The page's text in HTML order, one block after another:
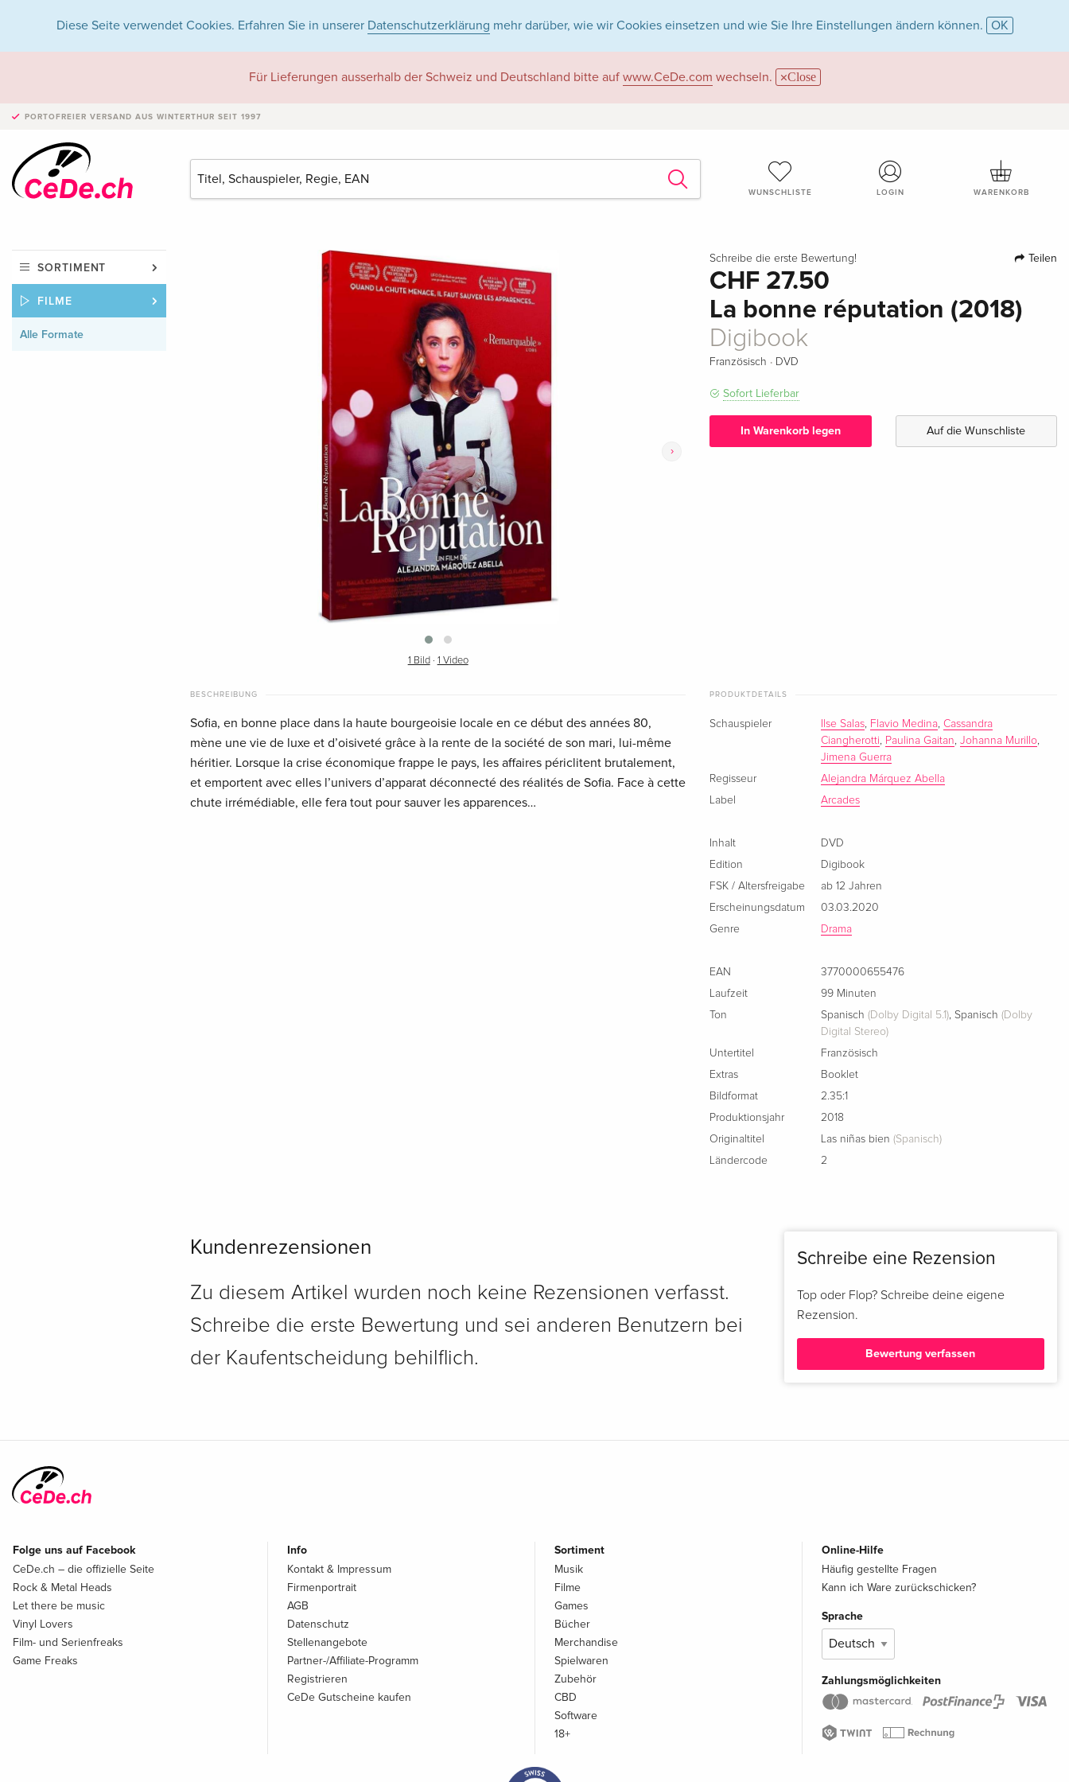
Diese Seite verwendet Cookies. Erfahren Sie in unserer Datenschutzerklärung mehr darüber, wie wir Cookies einsetzen und wie Sie Ihre Einstellungen ändern können. OK
Für Lieferungen ausserhalb der Schweiz und Deutschland bitte auf www.CeDe.com wechseln. Close
PORTOFREIER VERSAND AUS WINTERTHUR SEIT 1997
WUNSCHLISTE LOGIN WARENKORB
SORTIMENT
FILME
Alle Formate
›
1 Bild · 1 Video
Schreibe die erste Bewertung! Teilen
CHF 27.50
La bonne réputation (2018)
Digibook
Französisch · DVD
Sofort Lieferbar
In Warenkorb legen Auf die Wunschliste
BESCHREIBUNG
Sofia, en bonne place dans la haute bourgeoisie locale en ce début des années 80,
mène une vie de luxe et d’oisiveté grâce à la rente de la société de son mari, lui-même
héritier. Lorsque la crise économique frappe le pays, les affaires périclitent brutalement,
et emportent avec elles l’univers d’apparat déconnecté des réalités de Sofia. Face à cette
chute irrémédiable, elle fera tout pour sauver les apparences…
PRODUKTDETAILS
Schauspieler Ilse Salas, Flavio Medina,Cassandra
Ciangherotti, Paulina Gaitan,Johanna Murillo,
Jimena Guerra
Regisseur
Alejandra Márquez Abella
Label
Arcades
Inhalt
DVD
Edition
Digibook
FSK / Altersfreigabe
ab 12 Jahren
Erscheinungsdatum
03.03.2020
Genre
Drama
EAN
3770000655476
Laufzeit
99 Minuten
Ton
Spanisch (Dolby Digital 5.1),Spanisch (Dolby
Digital Stereo)
Untertitel
Französisch
Extras
Booklet
Bildformat
2.35:1
Produktionsjahr
2018
Originaltitel
Las niñas bien (Spanisch)
Ländercode
2
Kundenrezensionen
Zu diesem Artikel wurden noch keine Rezensionen verfasst.
Schreibe die erste Bewertung und sei anderen Benutzern bei
der Kaufentscheidung behilflich.
Schreibe eine Rezension
Top oder Flop? Schreibe deine eigene
Rezension.
Bewertung verfassen
Folge uns auf Facebook
CeDe.ch – die offizielle Seite
Rock & Metal Heads
Let there be music
Vinyl Lovers
Film- und Serienfreaks
Game Freaks
Info
Kontakt & Impressum
Firmenportrait
AGB
Datenschutz
Stellenangebote
Partner-/Affiliate-Programm
Registrieren
CeDe Gutscheine kaufen
Sortiment
Musik
Filme
Games
Bücher
Merchandise
Spielwaren
Zubehör
CBD
Software
18+
Online-Hilfe
Häufig gestellte Fragen
Kann ich Ware zurückschicken?
Sprache
Zahlungsmöglichkeiten